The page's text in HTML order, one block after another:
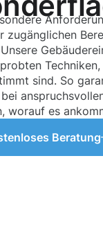
zugänglichen
sind. So
worauf es
Beratung